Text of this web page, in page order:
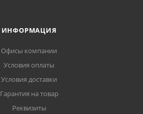
ИНФОРМАЦИЯ
Офисы компании
Условия оплаты
Условия доставки
Гарантия на товар
Реквизиты